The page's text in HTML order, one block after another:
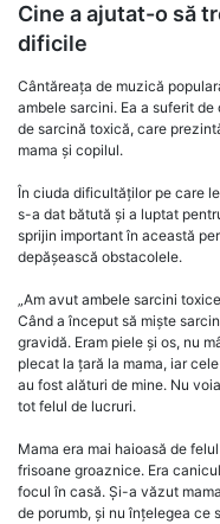
Cine a ajutat-o să
dificile
Cântăreața de muzică
ambele sarcini. Ea a suferit
de sarcină toxică, care
mama și copilul.
În ciuda dificultăților pe care
s-a dat bătută și a luptat
sprijin important în această
depășească obstacolele.
„Am avut ambele sarcini
Când a început să miște
gravidă. Eram piele și os, nu
plecat la țară la mama, iar
au fost alături de mine. Nu
tot felul de lucruri.
Mama era mai haioasă de
frisoane groaznice. Era
focul în casă. Și-a văzut
de porumb, și nu înțelegea ce